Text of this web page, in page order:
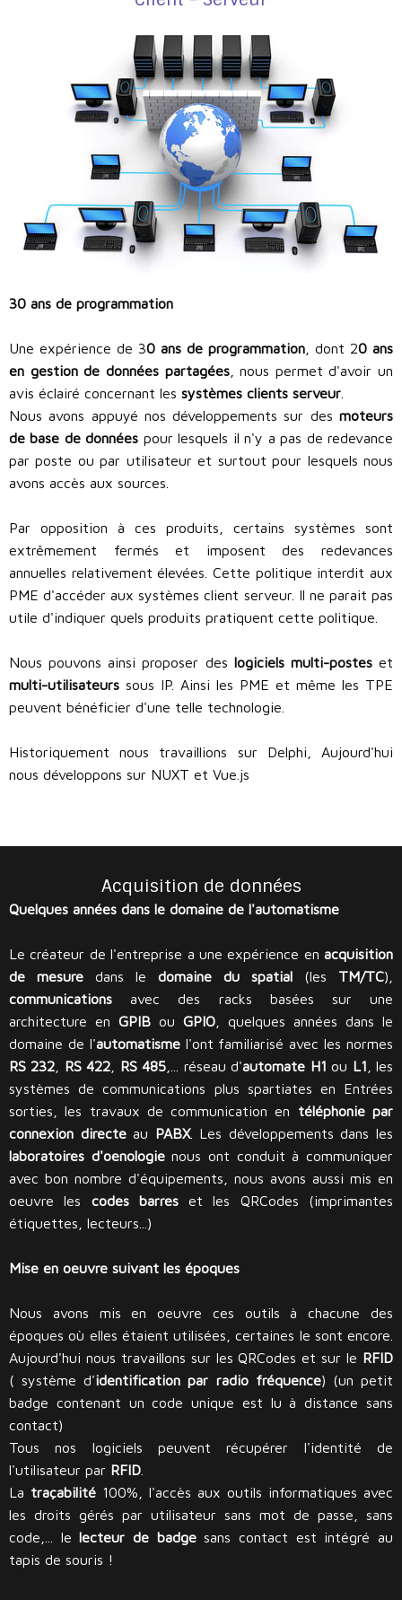
30 ans de programmation
Une expérience de 30 ans de programmation , dont 20 ans
en gestion de données partagées, nous permet d'avoir un
avis éclairé concernant les systèmes clients serveur
Nous avons appuyé nos développements sur des moteurs
de base de données pour lesquels il n'y a pas de redevance
par poste ou par utilisateur et surtout pour lesquels nous
avons accès aux sources.
Par opposition à ces produits, certains systèmes sont
extrêmement fermés et imposent des redevances
annuelles relativement élevées. Cette politique interdit aux
PME d'accéder aux systèmes client serveur. Il ne parait pas
utile d'indiquer quels produits pratiquent cette politique.
Nous pouvons ainsi proposer des logiciels multi-posteset
multi-utilisateurs sous IP. Ainsi les PME et même les TPE
peuvent bénéficier d'une telle technologie.
Historiquement nous travaillions sur Delphi, Aujourd'hui
nous développons sur NUXT et Vue.js
Acquisition de données
Quelques années dans le domaine de l'automatisme
Le créateur de l'entreprise a une expérience en acquisition
de mesure dans le domaine du spatial (les TM/TC),
communications avec des racks basées sur une
architecture en GPIB ou GPIO , quelques années dans le
domaine de l'automatismel'ont familiarisé avec les normes
RS 232
RS 422 RS 485 ,... réseau d'automate H1 ou L1 , les
systèmes de communications plus spartiates en Entrées
sorties, les travaux de communication en téléphonie par
connexion directeau PABX. Les développements dans les
laboratoires d'oenologienous ont conduit à communiquer
avec bon nombre d'équipements, nous avons aussi mis en
oeuvre les codes barreset les QRCodes (imprimantes
étiquettes, lecteurs...)
Mise en oeuvre suivant les époques
Nous avons mis en oeuvre ces outils à chacune des
époques où elles étaient utilisées, certaines le sont encore.
Aujourd'hui nous travaillons sur les QRCodes et sur le RFID
( système d'identification par radio fréquence) (un petit
badge contenant un code unique est lu à distance sans
contact)
Tous nos logiciels peuvent récupérer l'identité de
l'utilisateur par RFID
La traçabilité 100%, l'accès aux outils informatiques avec
les droits gérés par utilisateur sans mot de passe, sans
code,... le lecteur de badgesans contact est intégré au
tapis de souris !